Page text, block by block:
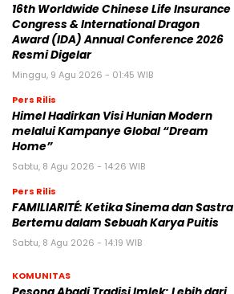
16th Worldwide Chinese Life Insurance
Congress & International Dragon
Award (IDA) Annual Conference 2026
Resmi Digelar
Minggu, 9 Agu 2026 - 01:45 WIB
Pers Rilis
Himel Hadirkan Visi Hunian Modern
melalui Kampanye Global “Dream
Home”
Sabtu, 8 Agu 2026 - 14:26 WIB
Pers Rilis
FAMILIARITÉ: Ketika Sinema dan Sastra
Bertemu dalam Sebuah Karya Puitis
Sabtu, 8 Agu 2026 - 14:19 WIB
KOMUNITAS